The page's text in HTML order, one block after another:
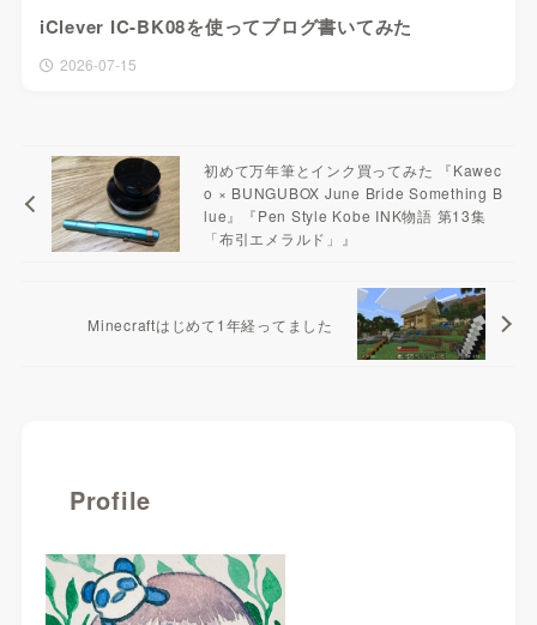
iClever IC-BK08を使ってブログ書いてみた
2026-07-15
初めて万年筆とインク買ってみた 『Kawec
o × BUNGUBOX June Bride Something B
lue』『Pen Style Kobe INK物語 第13集
「布引エメラルド」』
Minecraftはじめて1年経ってました
Profile